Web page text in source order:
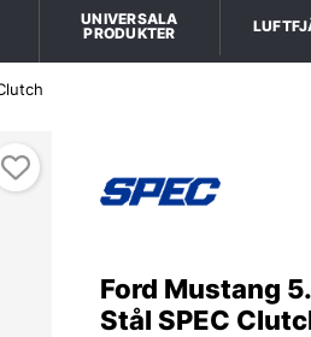
UNIVERSALA
PRODUKTER
Ford Mustang
Stål SPEC